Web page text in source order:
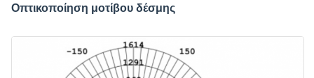
Οπτικοποίηση μοτίβου δέσμης